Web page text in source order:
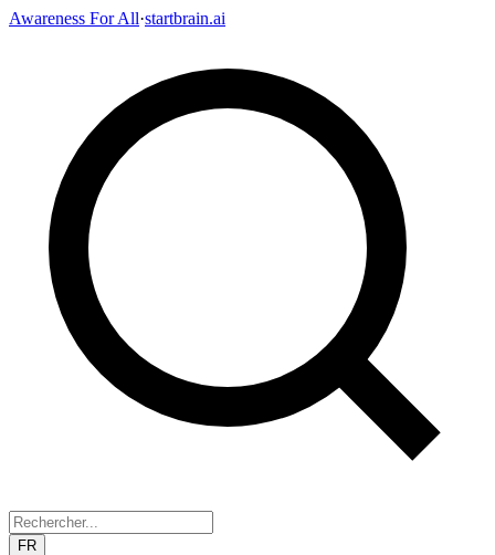
Awareness For All·startbrain.ai
FR